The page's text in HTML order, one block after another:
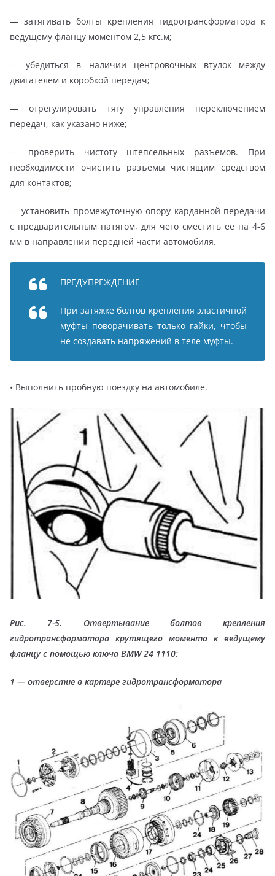
— затягивать болты крепления гидротрансформатора к
ведущему фланцу моментом 2,5 кгс.м;
— убедиться в наличии центровочных втулок между
двигателем и коробкой передач;
— отрегулировать тягу управления переключением
передач, как указано ниже;
— проверить чистоту штепсельных разъемов. При
необходимости очистить разъемы чистящим средством
для контактов;
— установить промежуточную опору карданной передачи
с предварительным натягом, для чего сместить ее на 4-6
мм в направлении передней части автомобиля.
ПРЕДУПРЕЖДЕНИЕ
При затяжке болтов крепления эластичной
муфты поворачивать только гайки, чтобы
не создавать напряжений в теле муфты.
• Выполнить пробную поездку на автомобиле.
Рис. 7-5. Отвертывание болтов крепления
гидротрансформатора крутящего момента к ведущему
фланцу с помощью ключа BMW 24 1110:
1 — отверстие в картере гидротрансформатора